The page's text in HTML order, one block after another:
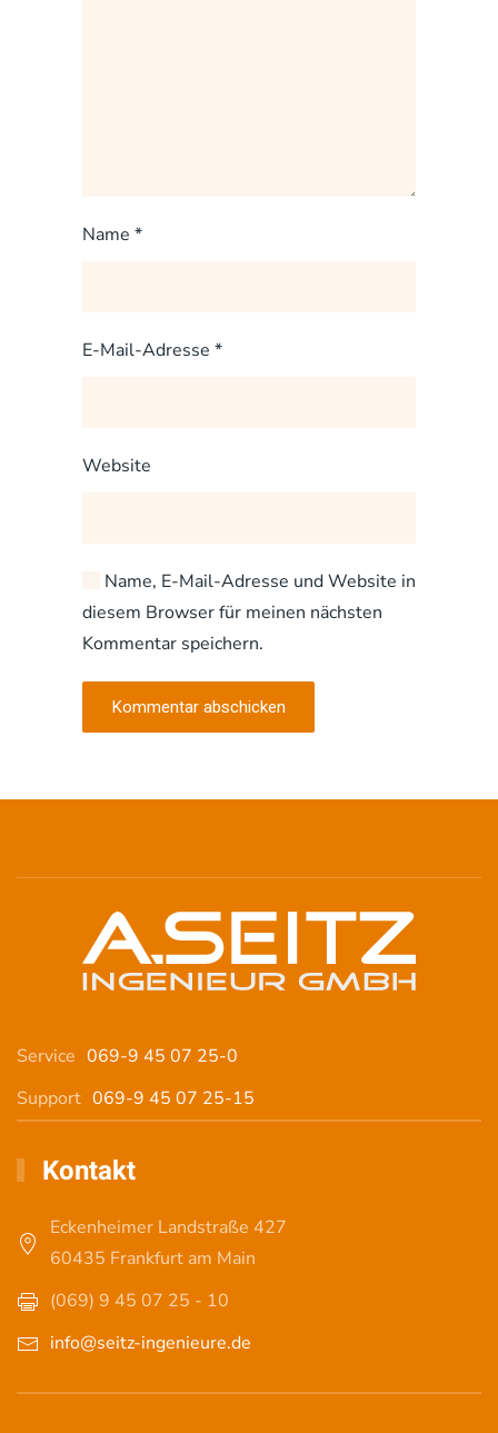
Name *
E-Mail-Adresse *
Website
Name, E-Mail-Adresse und Website in
diesem Browser für meinen nächsten
Kommentar speichern.
Kommentar abschicken
Service 069-9 45 07 25-0
Support 069-9 45 07 25-15
Kontakt
Eckenheimer Landstraße 427
60435 Frankfurt am Main
(069) 9 45 07 25 - 10
info@seitz-ingenieure.de